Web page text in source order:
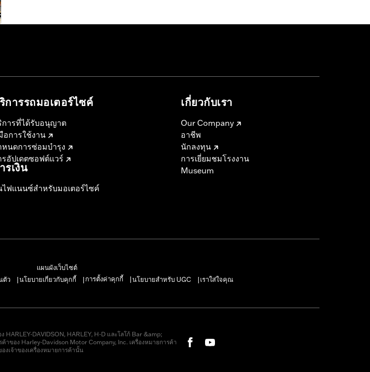
การรถมอเตอร์ไซค์​
การที่ได้รับอนุญาต
อการใช้งาน
หนดการซ่อมบำรุง
รอัปเดตซอฟต์แวร์
รเงิน
ไฟแนนซ์สำหรับมอเตอร์ไซค์
เกี่ยวกับเรา
Our Company
อาชีพ
นักลงทุน
การเยี่ยมชมโรงงาน
Museum
แผนผังเว็บไซต์
ตัว นโยบายเกี่ยวกับคุกกี้ การตั้งค่าคุกกี้ นโยบายสำหรับ UGC เราใส่ใจคุณ
HARLEY-DAVIDSON, HARLEY, H-D และโลโก้ Bar &amp;
ค้าของ Harley-Davidson Motor Company, Inc. เครื่องหมายการค้า
งเจ้าของเครื่องหมายการค้านั้น